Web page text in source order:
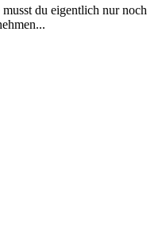
du eigentlich nur noch